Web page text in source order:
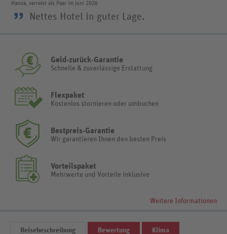
Hanna, verreist als Paar im Juni 2026
” Nettes Hotel in guter Lage.
Geld-zurück-Garantie
Schnelle & zuverlässige Erstattung
Flexpaket
Kostenlos stornieren oder umbuchen
Bestpreis-Garantie
Wir garantieren Ihnen den besten Preis
Vorteilspaket
Mehrwerte und Vorteile inklusive
Weitere Informationen
Reisebeschreibung Bewertung Klima